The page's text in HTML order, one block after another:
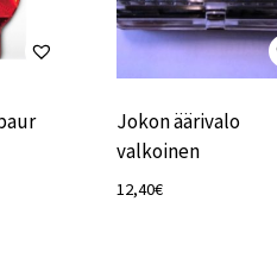
Jokon äärivalo
valkoinen
12,40€